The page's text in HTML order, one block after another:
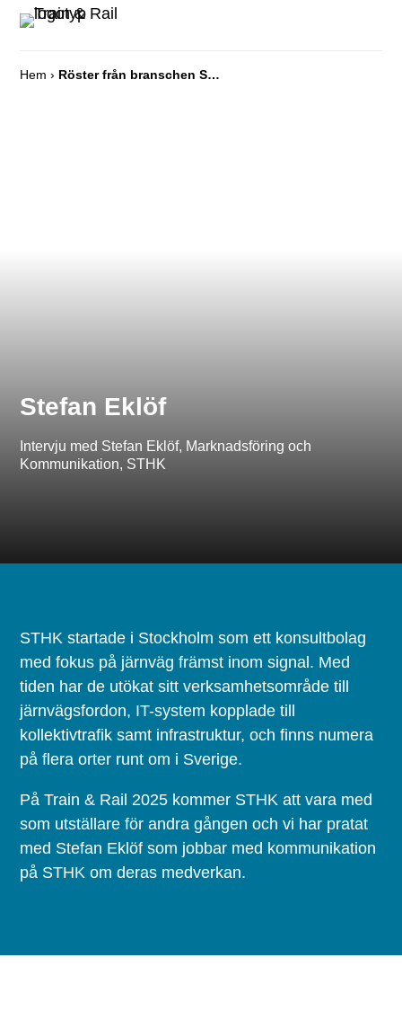
Hem › Röster från branschen Stefan Eklöf
Stefan Eklöf
Intervju med Stefan Eklöf, Marknadsföring och
Kommunikation, STHK
STHK startade i Stockholm som ett konsultbolag
med fokus på järnväg främst inom signal. Med
tiden har de utökat sitt verksamhetsområde till
järnvägsfordon, IT-system kopplade till
kollektivtrafik samt infrastruktur, och finns numera
på flera orter runt om i Sverige.
På Train & Rail 2025 kommer STHK att vara med
som utställare för andra gången och vi har pratat
med Stefan Eklöf som jobbar med kommunikation
på STHK om deras medverkan.